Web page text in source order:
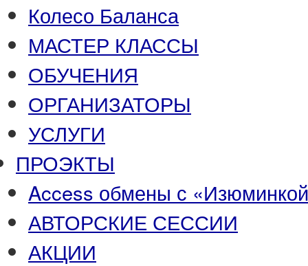
Колесо Баланса
МАСТЕР КЛАССЫ
ОБУЧЕНИЯ
ОРГАНИЗАТОРЫ
УСЛУГИ
ПРОЭКТЫ
Access обмены с
АВТОРСКИЕ СЕССИИ
АКЦИИ